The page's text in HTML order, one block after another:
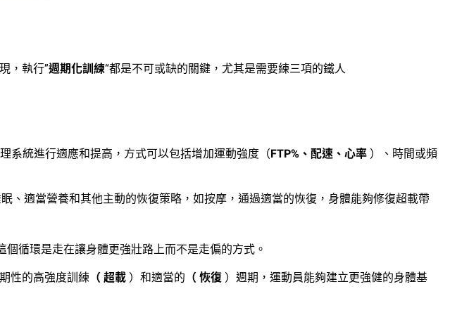
，執行”週期化訓練“都是不可或缺的關鍵，尤其是需要練三項的鐵人
系統進行適應和提高，方式可以包括增加運動強度（FTP%、配速、心率 ）、時間或頻
、適當營養和其他主動的恢復策略，如按摩，通過適當的恢復，身體能夠修復超載帶
循環是走在讓身體更強壯路上而不是走偏的方式。
性的高強度訓練 （ 超載 ）和適當的 （ 恢復 ）週期，運動員能夠建立更強健的身體基